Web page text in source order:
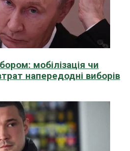
мобілізація чи
напередодні виборів